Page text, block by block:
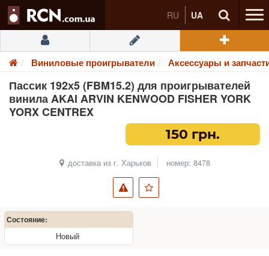
RU UA
Виниловые проигрыватели Аксессуары и
Пассик 192х5 (FBM15.2) для проигрывателей
винила AKAI ARVIN KENWOOD FISHER YORK
YORX CENTREX
150 грн.
доставка из г. Харьков номер: 8478
Состояние:
Новый